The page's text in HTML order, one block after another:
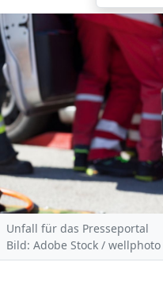
Unfall für das Presseportal
Bild: Adobe Stock / wellphoto